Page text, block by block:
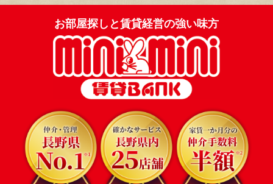
お部屋探しと賃貸経営の強い味方